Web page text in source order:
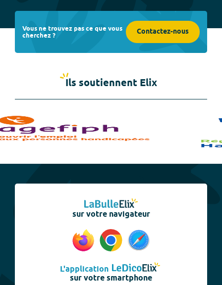
Vous ne trouvez pas ce que vous
cherchez ? Contactez-nous
Ils soutiennent Elix
sur votre navigateur
L'application
sur votre smartphone